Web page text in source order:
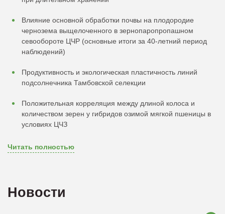
Влияние основной обработки почвы на плодородие
чернозема выщелоченного в зернопаропропашном
севообороте ЦЧР (основные итоги за 40-летний период
наблюдений)
Продуктивность и экологическая пластичность линий
подсолнечника Тамбовской селекции
Положительная корреляция между длиной колоса и
количеством зерен у гибридов озимой мягкой пшеницы в
условиях ЦЧЗ
Читать полностью
Новости